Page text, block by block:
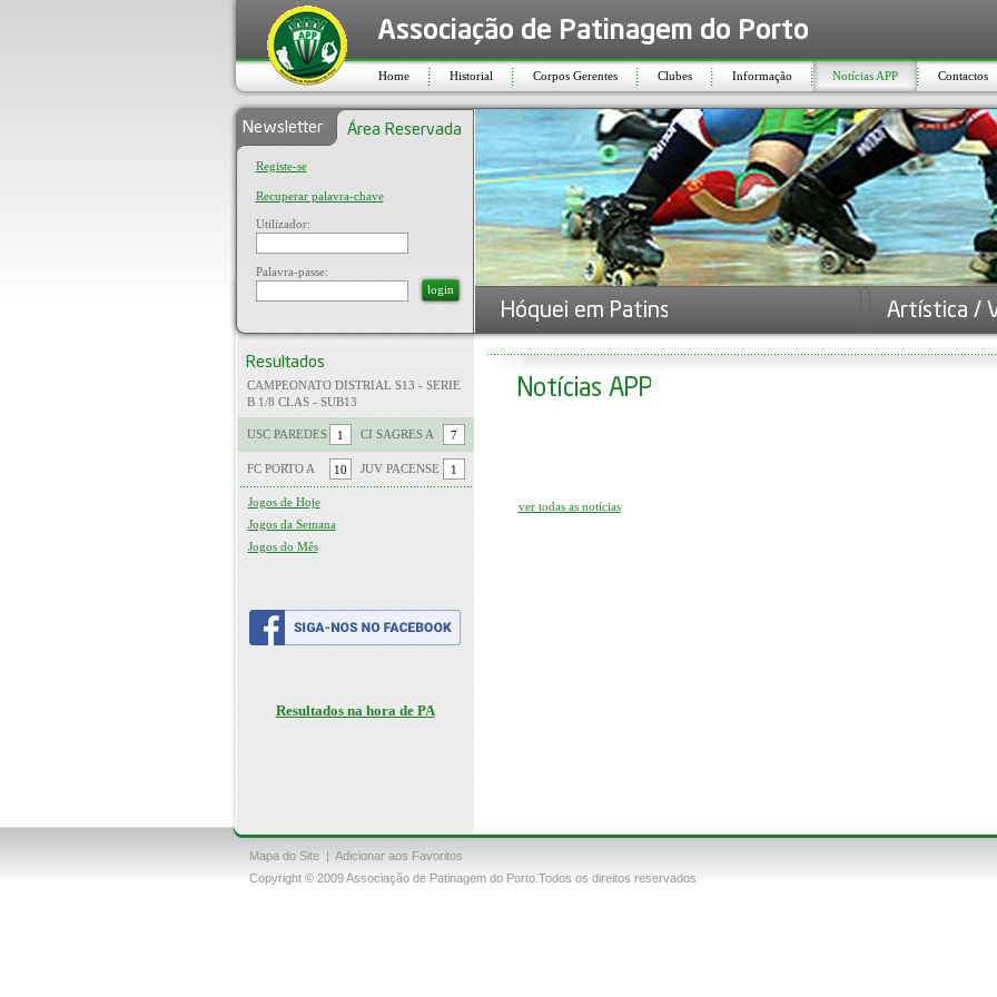
Home Historial Corpos Gerentes Clubes Informação Notícias APP Contactos
Registe-se
Recuperar palavra-chave
Utilizador:
Palavra-passe:
login
CAMPEONATO DISTRIAL S13 - SERIE
B 1/8 CLAS - SUB13
USC PAREDES CI SAGRES A
FC PORTO A JUV PACENSE
Jogos de Hoje
Jogos da Semana
Jogos do Mês
Resultados na hora de PA
ver todas as notícias
Mapa do Site | Adicionar aos Favoritos
Copyright © 2009 Associação de Patinagem do Porto.Todos os direitos reservados